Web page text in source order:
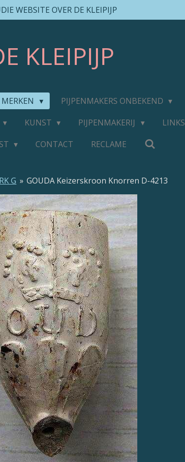
WEBSITE OVER DE KLEIPIJP
KLEIPIJP
MERKEN PIJPENMAKERS ONBEKEND
KUNST PIJPENMAKERIJ LINKS
CONTACT RECLAME
G » GOUDA Keizerskroon Knorren D-4213